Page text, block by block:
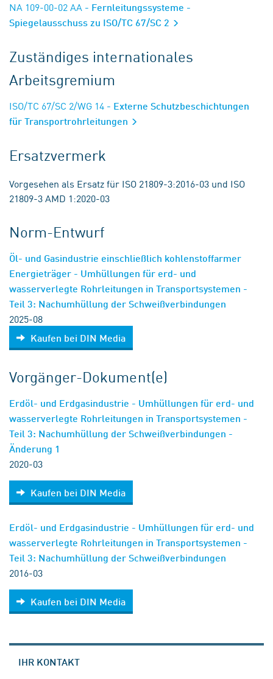
NA 109-00-02 AA - Fernleitungssysteme -
Spiegelausschuss zu ISO/TC 67/SC 2
Zuständiges internationales
Arbeitsgremium
ISO/TC 67/SC 2/WG 14 - Externe Schutzbeschichtungen
für Transportrohrleitungen
Ersatzvermerk
Vorgesehen als Ersatz für ISO 21809-3:2016-03 und ISO
21809-3 AMD 1:2020-03
Norm-Entwurf
Öl- und Gasindustrie einschließlich kohlenstoffarmer
Energieträger - Umhüllungen für erd- und
wasserverlegte Rohrleitungen in Transportsystemen -
Teil 3: Nachumhüllung der Schweißverbindungen
2025-08
Kaufen bei DIN Media
Vorgänger-Dokument(e)
Erdöl- und Erdgasindustrie - Umhüllungen für erd- und
wasserverlegte Rohrleitungen in Transportsystemen -
Teil 3: Nachumhüllung der Schweißverbindungen -
Änderung 1
2020-03
Kaufen bei DIN Media
Erdöl- und Erdgasindustrie - Umhüllungen für erd- und
wasserverlegte Rohrleitungen in Transportsystemen -
Teil 3: Nachumhüllung der Schweißverbindungen
2016-03
Kaufen bei DIN Media
IHR KONTAKT